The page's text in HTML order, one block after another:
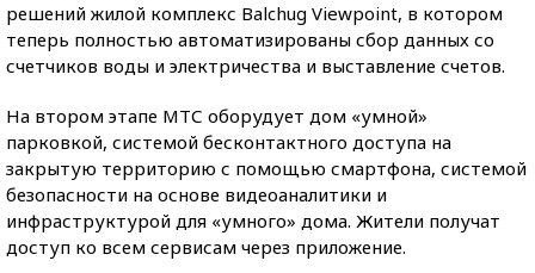
решений жилой комплекс Balchug Viewpoint, в котором
теперь полностью автоматизированы сбор данных со
счетчиков воды и электричества и выставление счетов.
На втором этапе МТС оборудует дом «умной»
парковкой, системой бесконтактного доступа на
закрытую территорию с помощью смартфона, системой
безопасности на основе видеоаналитики и
инфраструктурой для «умного» дома. Жители получат
доступ ко всем сервисам через приложение.